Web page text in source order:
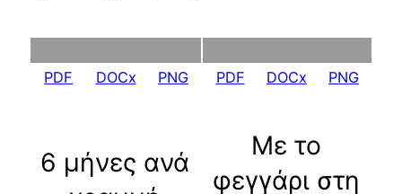
PDF DOCx PNG PDF DOCx PNG
6 μήνες ανά
Με το
φεγγάρι στη